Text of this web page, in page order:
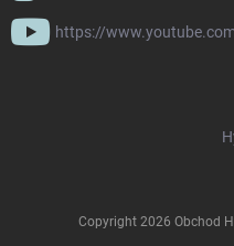
https://
Copyright 2026 Obchod